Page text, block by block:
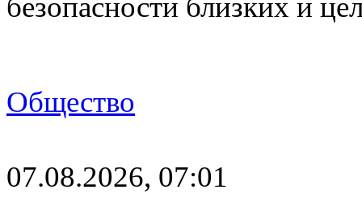
безопасности близких и
Общество
07.08.2026, 07:01